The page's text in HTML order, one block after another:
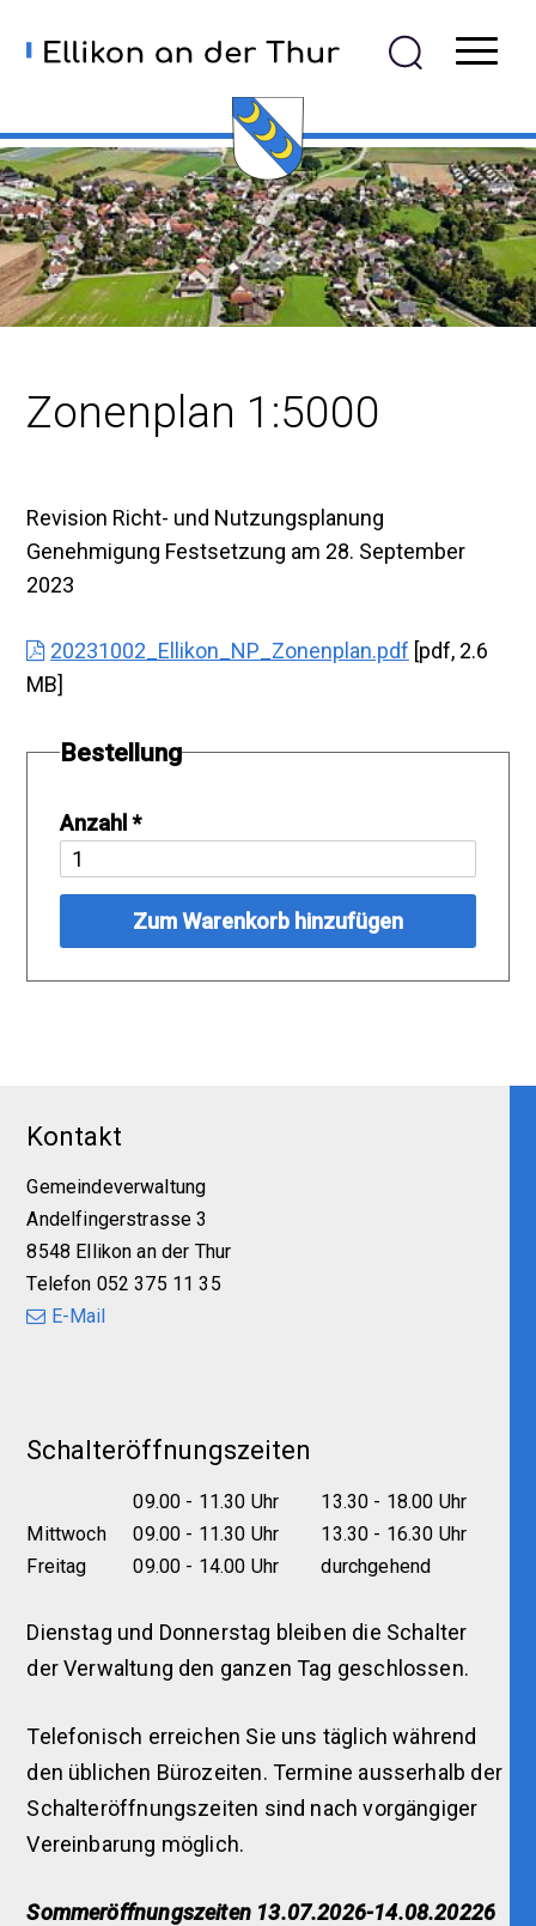
Navigieren in Ellikon an
Zonenplan 1:5000
Revision Richt- und Nutzungsplanung
Genehmigung Festsetzung am 28. September
2023
20231002_Ellikon_NP_Zonenplan.pdf [pdf, 2.6
MB]
Bestellung
Anzahl*
Zum Warenkorb hinzufügen
Kontakt
Gemeindeverwaltung
Andelfingerstrasse 3
8548 Ellikon an der Thur
Telefon 052 375 11 35
E-Mail
Schalteröffnungszeiten
09.00 - 11.30 Uhr
13.30 - 18.00 Uhr
Mittwoch
09.00 - 11.30 Uhr
13.30 - 16.30 Uhr
Freitag
09.00 - 14.00 Uhr durchgehend
Dienstag und Donnerstag bleiben die Schalter
der Verwaltung den ganzen Tag geschlossen.
Telefonisch erreichen Sie uns täglich während
den üblichen Bürozeiten. Termine ausserhalb der
Schalteröffnungszeiten sind nach vorgängiger
Vereinbarung möglich.
Sommeröffnungszeiten 13.07.2026-14.08.20226